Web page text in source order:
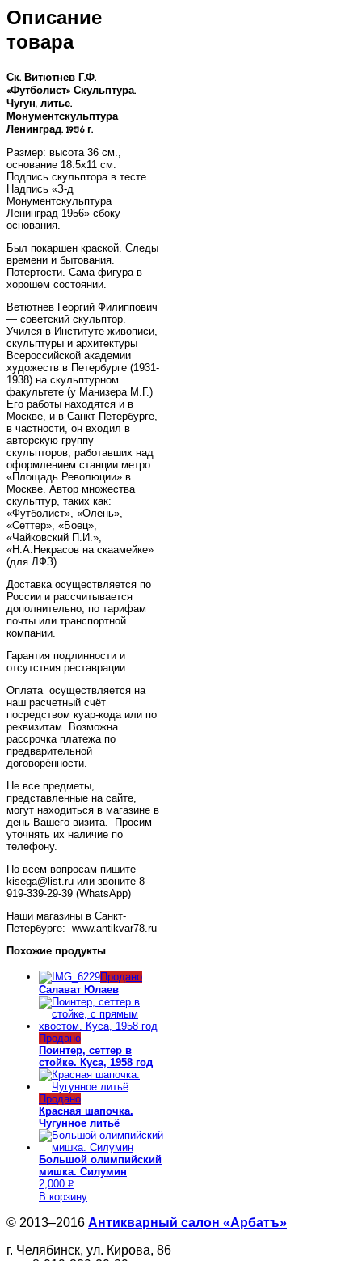
Описание
товара
Ск. Витютнев Г.Ф.
«Футболист» Скульптура.
Чугун, литье.
Монументскульптура
Ленинград. 1956 г.
Размер: высота 36 см.,
основание 18.5х11 см.
Подпись скульптора в тесте.
Надпись «З-д
Монументскульптура
Ленинград 1956» сбоку
основания.
Был покаршен краской. Следы
времени и бытования.
Потертости. Сама фигура в
хорошем состоянии.
Ветютнев Георгий Филиппович
— советский скульптор.
Учился в Институте живописи,
скульптуры и архитектуры
Всероссийской академии
художеств в Петербурге (1931-
1938) на скульптурном
факультете (у Манизера М.Г.)
Его работы находятся и в
Москве, и в Санкт-Петербурге,
в частности, он входил в
авторскую группу
скульпторов, работавших над
оформлением станции метро
«Площадь Революции» в
Москве. Автор множества
скульптур, таких как:
«Футболист», «Олень»,
«Сеттер», «Боец»,
«Чайковский П.И.»,
«Н.А.Некрасов на скаамейке»
(для ЛФЗ).
Доставка осуществляется по
России и рассчитывается
дополнительно, по тарифам
почты или транспортной
компании.
Гарантия подлинности и
отсутствия реставрации.
Оплата осуществляется на
наш расчетный счёт
посредством куар-кода или по
реквизитам. Возможна
рассрочка платежа по
предварительной
договорённости.
Не все предметы,
представленные на сайте,
могут находиться в магазине в
день Вашего визита. Просим
уточнять их наличие по
телефону.
По всем вопросам пишите —
kisega@list.ru или звоните 8-
919-339-29-39 (WhatsApp)
Наши магазины в Санкт-
Петербурге: www.antikvar78.ru
Похожие продукты
Продано
Салават Юлаев
Продано
Поинтер, сеттер в
стойке. Куса, 1958 год
Продано
Красная шапочка.
Чугунное литьё
Большой олимпийский
мишка. Силумин
2,000 Р
УБ.
В корзину
© 2013–2016 Антикварный салон «Арбатъ»
г. Челябинск, ул. Кирова, 86